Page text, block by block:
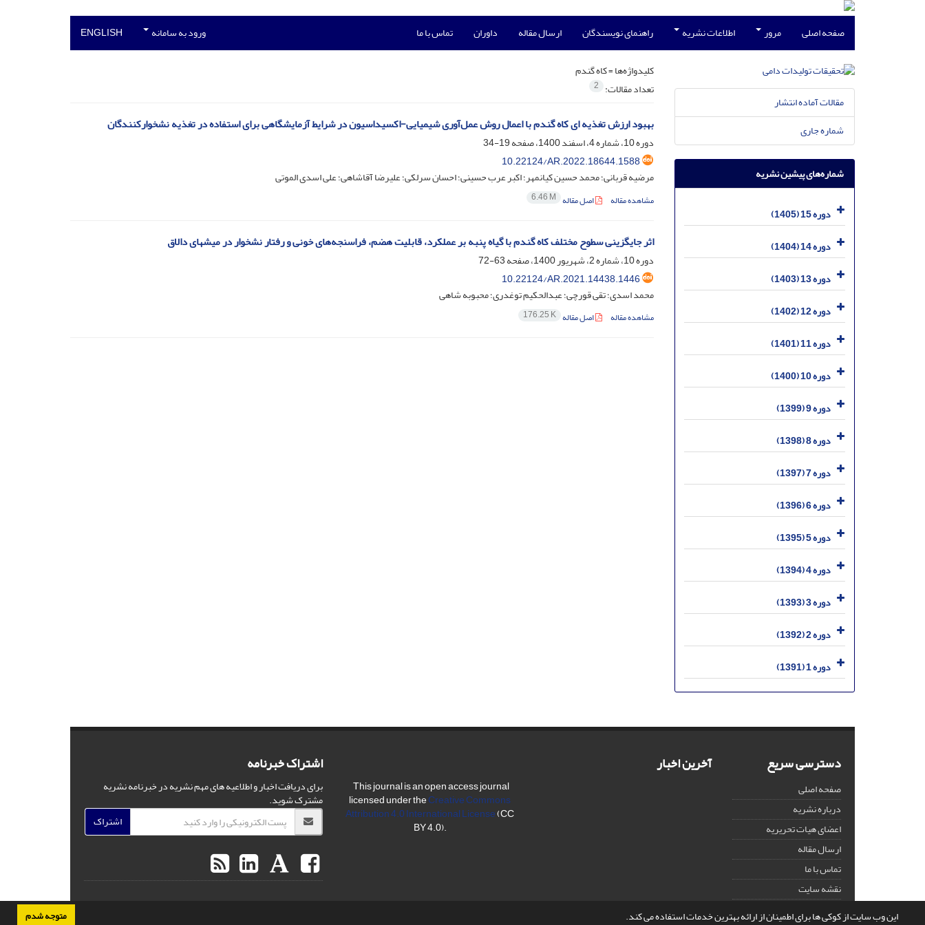
این وب سایت از کوکی ها برای اطمینان از ارائه بهترین خدمات استفاده می کند. متوجه شدم
صفحه اصلی مرور اطلاعات نشریه راهنمای نویسندگان ارسال مقاله داوران تماس با ما ورود به سامانه ENGLISH
کلیدواژه‌ها =کاه گندم
تعداد مقالات: 2
بهبود ارزش تغذیه ای کاه گندم با اعمال روش عمل‌آوری شیمیایی-اکسیداسیون در شرایط آزمایشگاهی برای استفاده در تغذیه نشخوارکنندگان
دوره 10، شماره 4، اسفند 1400، صفحه
19-34
10.22124/AR.2022.18644.1588
مرضیه قربانی؛ محمد حسین کیانمهر؛ اکبر عرب حسینی؛ احسان سرلکی؛ علیرضا آقاشاهی؛ علی اسدی الموتی
مشاهده مقاله اصل مقاله 6.46 M
اثر جایگزینی سطوح مختلف کاه ‌گندم با گیاه ‌پنبه بر عملکرد، قابلیت ‌هضم، فراسنجه‌های خونی و رفتار نشخوار در میش‏های دالاق
دوره 10، شماره 2، شهریور 1400، صفحه
63-72
10.22124/AR.2021.14438.1446
محمد اسدی؛ تقی قورچی؛ عبدالحکیم توغدری؛ محبوبه شاهی
مشاهده مقاله اصل مقاله 176.25 K
مقالات آماده انتشار
شماره جاری
شماره‌های پیشین نشریه
دوره 15 (1405)
دوره 14 (1404)
دوره 13 (1403)
دوره 12 (1402)
دوره 11 (1401)
دوره 10 (1400)
دوره 9 (1399)
دوره 8 (1398)
دوره 7 (1397)
دوره 6 (1396)
دوره 5 (1395)
دوره 4 (1394)
دوره 3 (1393)
دوره 2 (1392)
دوره 1 (1391)
دسترسی سریع
صفحه اصلی
درباره نشریه
اعضای هیات تحریریه
ارسال مقاله
تماس با ما
نقشه سایت
آخرین اخبار
This journal is an open access journal
licensed under theCreative Commons
Attribution 4.0 International License(CC
BY 4.0).
اشتراک خبرنامه
برای دریافت اخبار و اطلاعیه های مهم نشریه در خبرنامه نشریه
مشترک شوید.
اشتراک